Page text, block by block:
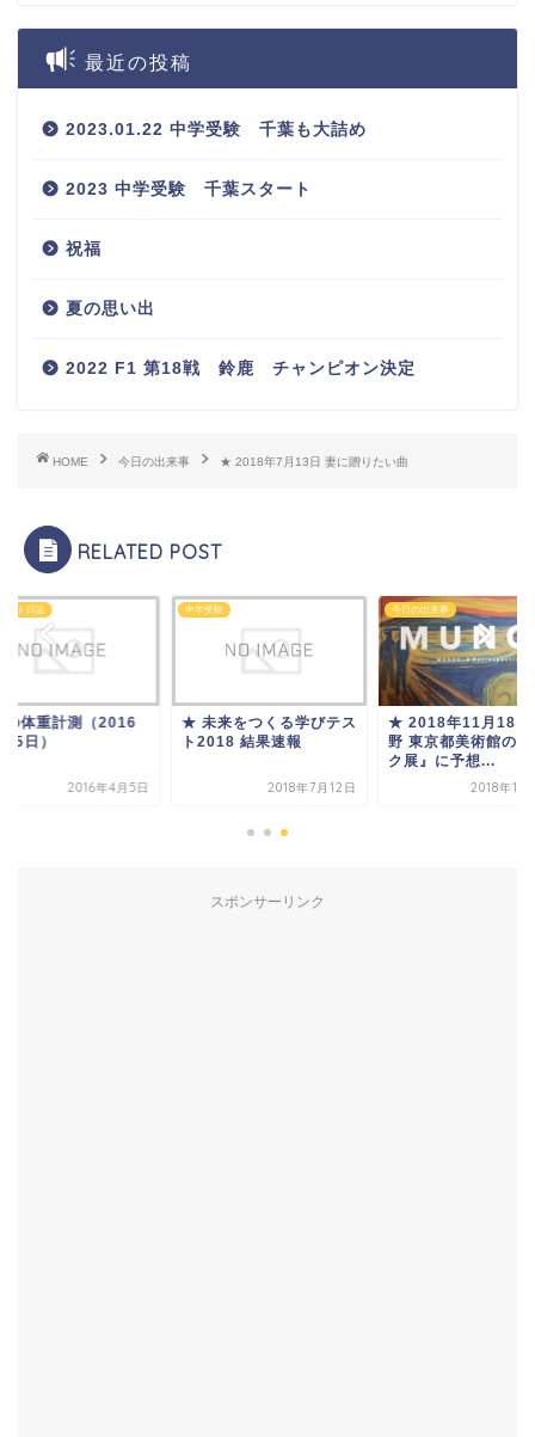
最近の投稿
2023.01.22 中学受験 千葉も大詰め
2023 中学受験 千葉スタート
祝福
夏の思い出
2022 F1 第18戦 鈴鹿 チャンピオン決定
HOME 今日の出来事 ★ 2018年7月13日 妻に贈りたい曲
RELATED POST
ット日誌
の体重計測（2016
5日）
2016年4月5日
中学受験
★ 未来をつくる学びテス
ト2018 結果速報
2018年7月12日
今日の出来事
★ 2018年11月18日
野 東京都美術館の『
ク展』に予想...
2018年11
スポンサーリンク